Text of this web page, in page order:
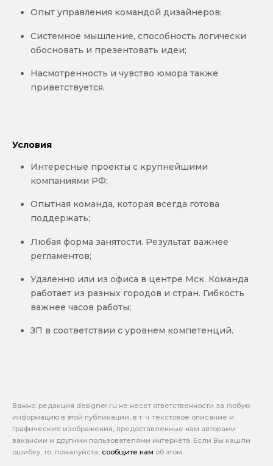
Опыт управления командой дизайнеров;
Системное мышление, способность логически
обосновать и презентовать идеи;
Насмотренность и чувство юмора также
приветствуется.
Условия
Интересные проекты с крупнейшими
компаниями РФ;
Опытная команда, которая всегда готова
поддержать;
Любая форма занятости. Результат важнее
регламентов;
Удаленно или из офиса в центре Мск. Команда
работает из разных городов и стран. Гибкость
важнее часов работы;
ЗП в соответствии с уровнем компетенций.
Важно: pедакция designer.ru не несет ответственности за любую
информацию в этой публикации, в т. ч. текстовое описание и
графические изображения, предоставленные нам авторами
вакансии и другими пользователями интернета. Если Вы нашли
ошибку, то, пожалуйста, сообщите нам об этом.